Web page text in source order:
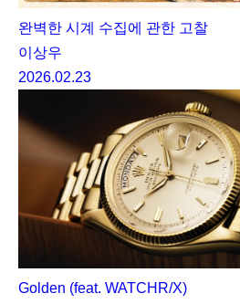
완벽한 시계 수집에 관한 고찰
이상우
2026.02.23
Golden (feat. WATCHR/X)